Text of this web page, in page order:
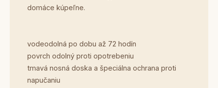
domáce kúpeľne.
vodeodolná po dobu až 72 hodín
povrch odolný proti opotrebeniu
tmavá nosná doska a špeciálna ochrana proti
napučaniu